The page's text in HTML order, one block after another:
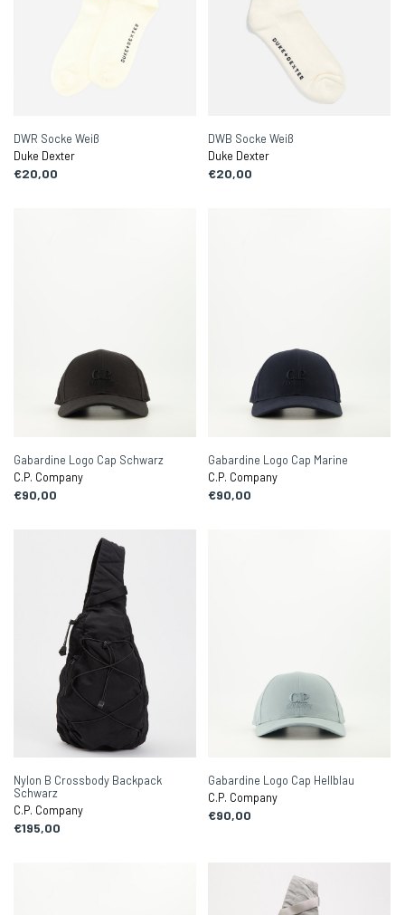
DWR Socke Weiß
Duke Dexter
€20,00
DWB Socke Weiß
Duke Dexter
€20,00
Gabardine Logo Cap Schwarz
C.P. Company
€90,00
Gabardine Logo Cap Marine
C.P. Company
€90,00
Nylon B Crossbody Backpack
Schwarz
C.P. Company
€195,00
Gabardine Logo Cap Hellblau
C.P. Company
€90,00